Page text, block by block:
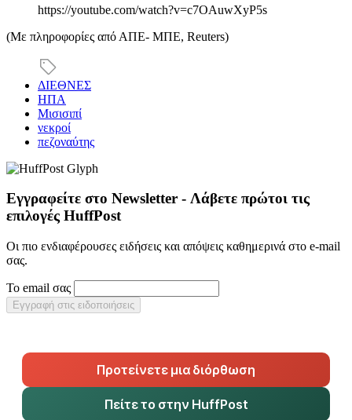
https://youtube.com/watch?v=c7OAuwXyP5s
(Με πληροφορίες από ΑΠΕ- ΜΠΕ, Reuters)
ΔΙΕΘΝΕΣ
ΗΠΑ
Μισισιπί
νεκροί
πεζοναύτης
Εγγραφείτε στο Newsletter - Λάβετε πρώτοι τις
επιλογές HuffPost
Οι πιο ενδιαφέρουσες ειδήσεις και απόψεις καθημερινά στο e-mail
σας.
Το email σας
Εγγραφή στις ειδοποιήσεις
Προτείνετε μια διόρθωση
Πείτε το στην HuffPost